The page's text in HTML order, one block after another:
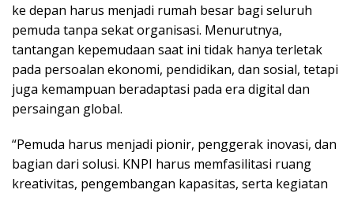
ke depan harus menjadi rumah besar bagi seluruh
pemuda tanpa sekat organisasi. Menurutnya,
tantangan kepemudaan saat ini tidak hanya terletak
pada persoalan ekonomi, pendidikan, dan sosial, tetapi
juga kemampuan beradaptasi pada era digital dan
persaingan global.
“Pemuda harus menjadi pionir, penggerak inovasi, dan
bagian dari solusi. KNPI harus memfasilitasi ruang
kreativitas, pengembangan kapasitas, serta kegiatan